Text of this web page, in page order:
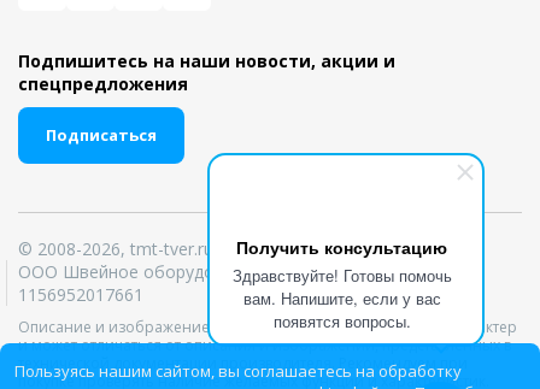
Получить консультацию
Здравствуйте! Готовы помочь
вам. Напишите, если у вас
появятся вопросы.
Подпишитесь на наши новости, акции и
спецпредложения
Подписаться
© 2008-2026, tmt-tver.ru
ООО Швейное оборудование ИНН 6950039303 ОГРН
1156952017661
Описание и изображение товара носит информационный характер
и может отличаться от описания и изображений, представленных в
технической документации производителя. Рекомендуем при
покупке проверять наличие желаемых функций и характеристик.
Пользуясь нашим сайтом, вы соглашаетесь на обработку